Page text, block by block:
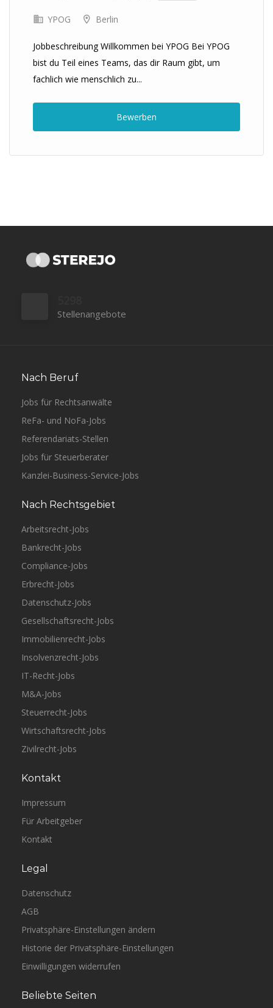
YPOG Berlin
Jobbeschreibung Willkommen bei YPOG Bei YPOG
bist du Teil eines Teams, das dir Raum gibt, um
fachlich wie menschlich zu...
Bewerben
Stellenangebote
Nach Beruf
Jobs für Rechtsanwälte
ReFa- und NoFa-Jobs
Referendariats-Stellen
Jobs für Steuerberater
Kanzlei-Business-Service-Jobs
Nach Rechtsgebiet
Arbeitsrecht-Jobs
Bankrecht-Jobs
Compliance-Jobs
Erbrecht-Jobs
Datenschutz-Jobs
Gesellschaftsrecht-Jobs
Immobilienrecht-Jobs
Insolvenzrecht-Jobs
IT-Recht-Jobs
M&A-Jobs
Steuerrecht-Jobs
Wirtschaftsrecht-Jobs
Zivilrecht-Jobs
Kontakt
Impressum
Für Arbeitgeber
Kontakt
Legal
Datenschutz
AGB
Privatsphäre-Einstellungen ändern
Historie der Privatsphäre-Einstellungen
Einwilligungen widerrufen
Beliebte Seiten